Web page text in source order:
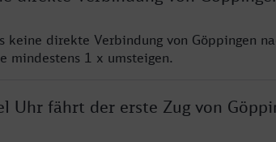
keine direkte Verbindung von Göppingen
mindestens 1 x umsteigen.
Uhr fährt der erste Zug von